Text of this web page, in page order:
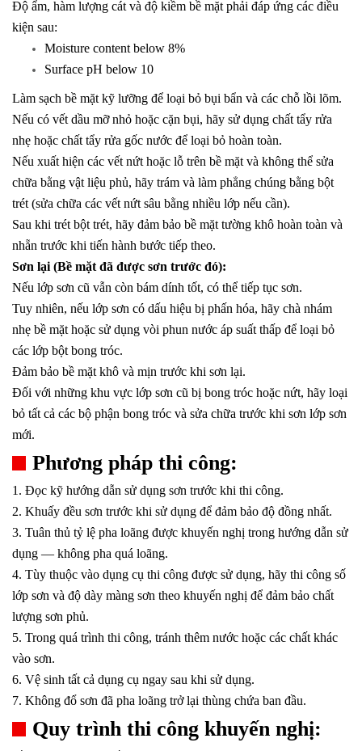
Độ ẩm, hàm lượng cát và độ kiềm bề mặt phải đáp ứng các điều
kiện sau:
Moisture content below 8%
Surface pH below 10
Làm sạch bề mặt kỹ lưỡng để loại bỏ bụi bẩn và các chỗ lồi lõm.
Nếu có vết dầu mỡ nhỏ hoặc cặn bụi, hãy sử dụng chất tẩy rửa
nhẹ hoặc chất tẩy rửa gốc nước để loại bỏ hoàn toàn.
Nếu xuất hiện các vết nứt hoặc lỗ trên bề mặt và không thể sửa
chữa bằng vật liệu phủ, hãy trám và làm phẳng chúng bằng bột
trét (sửa chữa các vết nứt sâu bằng nhiều lớp nếu cần).
Sau khi trét bột trét, hãy đảm bảo bề mặt tường khô hoàn toàn và
nhẵn trước khi tiến hành bước tiếp theo.
Sơn lại (Bề mặt đã được sơn trước đó):
Nếu lớp sơn cũ vẫn còn bám dính tốt, có thể tiếp tục sơn.
Tuy nhiên, nếu lớp sơn có dấu hiệu bị phấn hóa, hãy chà nhám
nhẹ bề mặt hoặc sử dụng vòi phun nước áp suất thấp để loại bỏ
các lớp bột bong tróc.
Đảm bảo bề mặt khô và mịn trước khi sơn lại.
Đối với những khu vực lớp sơn cũ bị bong tróc hoặc nứt, hãy loại
bỏ tất cả các bộ phận bong tróc và sửa chữa trước khi sơn lớp sơn
mới.
Phương pháp thi công:
1. Đọc kỹ hướng dẫn sử dụng sơn trước khi thi công.
2. Khuấy đều sơn trước khi sử dụng để đảm bảo độ đồng nhất.
3. Tuân thủ tỷ lệ pha loãng được khuyến nghị trong hướng dẫn sử
dụng — không pha quá loãng.
4. Tùy thuộc vào dụng cụ thi công được sử dụng, hãy thi công số
lớp sơn và độ dày màng sơn theo khuyến nghị để đảm bảo chất
lượng sơn phủ.
5. Trong quá trình thi công, tránh thêm nước hoặc các chất khác
vào sơn.
6. Vệ sinh tất cả dụng cụ ngay sau khi sử dụng.
7. Không đổ sơn đã pha loãng trở lại thùng chứa ban đầu.
Quy trình thi công khuyến nghị: